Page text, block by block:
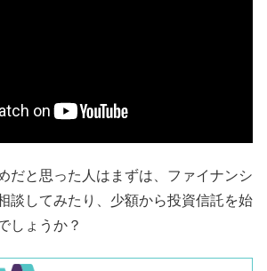
だと思った人はまずは、ファイナンシ
談してみたり、少額から投資信託を始
しょうか？